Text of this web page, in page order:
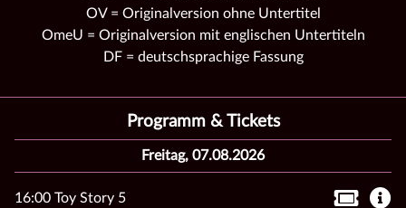
OV = Originalversion ohne Untertitel
OmeU = Originalversion mit englischen Untertiteln
DF = deutschsprachige Fassung
Programm & Tickets
Freitag, 07.08.2026
16:00 Toy Story 5